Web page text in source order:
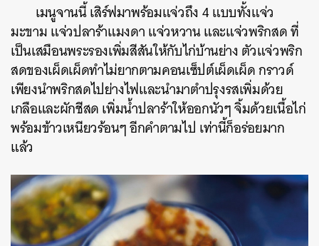
เมนูจานนี้ เสิร์ฟมาพร้อมแจ่วถึง 4 แบบทั้งแจ่ว
มะขาม แจ่วปลาร้าแมงดา แจ่วหวาน และแจ่วพริกสด ที่
เป็นเสมือนพระรองเพิ่มสีสันให้กับไก่บ้านย่าง ตัวแจ่วพริก
สดของเผ็ดเผ็ดทำไม่ยากตามคอนเซ็ปต์เผ็ดเผ็ด กราวด์
เพียงนำพริกสดไปย่างไฟและนำมาตำปรุงรสเพิ่มด้วย
เกลือและผักชีสด เพิ่มน้ำปลาร้าให้ออกนัวๆ จิ้มด้วยเนื้อไก่
พร้อมข้าวเหนียวร้อนๆ อีกคำตามไป เท่านี้ก็อร่อยมาก
แล้ว